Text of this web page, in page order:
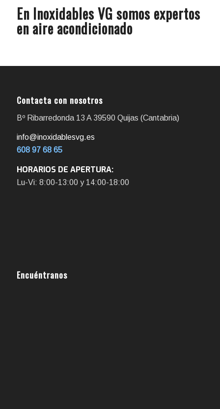
En Inoxidables VG somos expertos
en aire acondicionado
Contacta con nosotros
Bº Ribarredonda 13 A 39590 Quijas (Cantabria)
info@inoxidablesvg.es
608 97 68 65
HORARIOS DE APERTURA:
Lu-Vi: 8:00-13:00 y 14:00-18:00
Encuéntranos